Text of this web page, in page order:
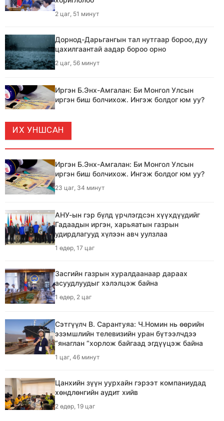
2 цаг, 51 минут
Дорнод-Дарьгангын тал нутгаар бороо, дуу
цахилгаантай аадар бороо орно
2 цаг, 56 минут
Иргэн Б.Энх-Амгалан: Би Монгол Улсын
иргэн биш болчихож. Ингэж болдог юм уу?
Эрдэнэс тавантолгойн уурхайчдын гэр
бүлийн гишүүд уурхайн үйлдвэрлэл, үйл
ажиллагаатай танилцлаа
23 цаг, 56 минут
1 өдөр, 2 цаг
Ихэнх нутгаар бороо, дуу цахилгаантай
1 өдөр, 2 цаг
АНУ-ын гэр бүлд үрчлэгдсэн хүүхдүүдийг
удирдлагууд хүлээн авч уулзлаа
1 өдөр, 17 цаг
СOP-17 хурлын төлөвлөлтийн бүс (Zone 1,
судалгаа
1 өдөр, 18 цаг
ИХ УНШСАН
Иргэн Б.Энх-Амгалан: Би Монгол Улсын
иргэн биш болчихож. Ингэж болдог юм уу?
23 цаг, 34 минут
АНУ-ын гэр бүлд үрчлэгдсэн хүүхдүүдийг
Гадаадын иргэн, харьяатын газрын
удирдлагууд хүлээн авч уулзлаа
1 өдөр, 17 цаг
Засгийн газрын хуралдаанаар дараах
асуудлуудыг хэлэлцэж байна
1 өдөр, 2 цаг
Сэтгүүлч В. Сарантуяа: Ч.Номин нь өөрийн
эзэмшлийн телевизийн уран бүтээлчдээ
“янаглан “хорлож байгаад эгдүүцэж байна
1 цаг, 46 минут
Цанхийн зүүн уурхайн гэрээт компаниудад
хөндлөнгийн аудит хийв
2 өдөр, 19 цаг